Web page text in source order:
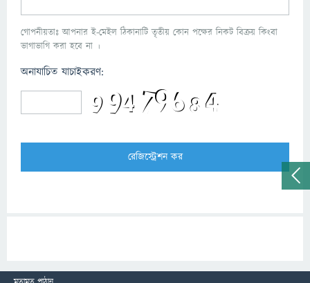
গোপনীয়তাঃ আপনার ই-মেইল ঠিকানাটি তৃতীয় কোন পক্ষের নিকট বিক্রয় কিংবা
ভাগাভাগি করা হবে না ।
অনাযাচিত যাচাইকরণ: